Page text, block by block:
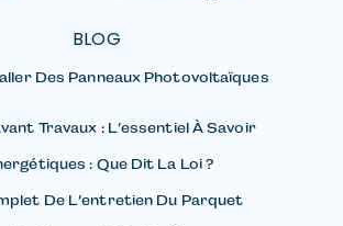
BLOG
Des Panneaux Photovoltaïques
Travaux : L’essentiel À Savoir
: Que Dit La Loi ?
De L’entretien Du Parquet